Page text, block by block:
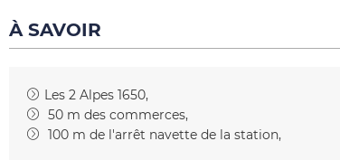
À SAVOIR
Les 2 Alpes 1650
50 m des commerces
100 m de l'arrêt navette de la station